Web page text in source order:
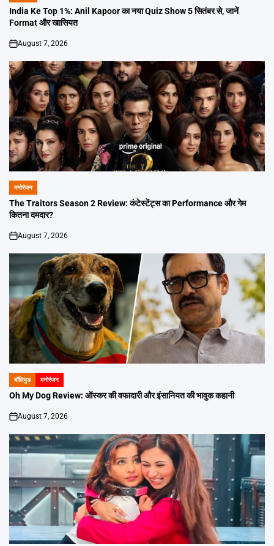
IN
India Ke Top 1%: Anil Kapoor का नया Quiz Show 5 सितंबर से, जानें
Format और खासियत
on
August 7, 2026
POSTED
IN
मनोरंजन
The Traitors Season 2 Review: कंटेस्टेंट्स का Performance और गेम
कितना दमदार?
on
August 7, 2026
POSTED
IN
बॉलिवुड मनोरंजन
Oh My Dog Review: ऑस्कर की वफादारी और इंसानियत की भावुक कहानी
on
August 7, 2026